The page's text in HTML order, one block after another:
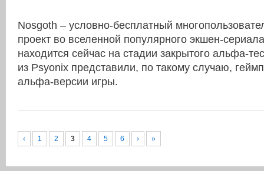
Nosgoth – условно-бесплатный
проект во вселенной популярного экшен-
находится сейчас на стадии закрытого альфа-
из Psyonix представили, по такому случаю,
альфа-версии игры.
‹ 1 2 3 4 5 6 › »